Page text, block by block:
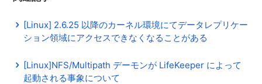
[Linux] 2.6.25 以降のカーネル環境にてデータレプリケー
ション領域にアクセスできなくなることがある
[Linux]NFS/Multipath デーモンが LifeKeeper によって
起動される事象について